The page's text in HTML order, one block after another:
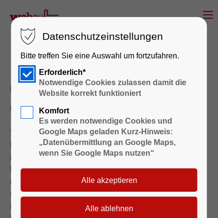
Mit der WOBAU on tour
01.06.2011 10:30
Mit einer Einladung zu einer Tagesreise am
19.05.2011 in die Perle der Uckermark nach
Templin bedankte sich die WOBAU bei ihren
langjährigen Mietern, die 40 Jahre und länger in
ihrer Wohnung leben. Als Dankeschön für die Treue
hatte sich die WOBAU ein buntes Programm für
diesen Tag ausgedacht. Nach der Begrüßung der
rund 90 Mieter durch die Geschäftsführerin Frau
Mittenzwei begann der Ausflug in zwei Bussen in
Datenschutzeinstellungen
Bitte treffen Sie eine Auswahl um fortzufahren.
Erforderlich*
Notwendige Cookies zulassen damit die
Website korrekt funktioniert
Komfort
Es werden notwendige Cookies und
Google Maps geladen Kurz-Hinweis:
„Datenübermittlung an Google Maps,
wenn Sie Google Maps nutzen“